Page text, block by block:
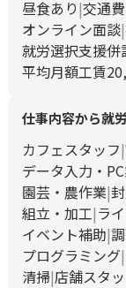
昼食あり 交通
オンライン面談
就労選択支援併
平均月額工賃
仕事内容から就
カフェスタッフ
データ入力・
園芸・農作業
組立・加工 ラ
イベント補助
プログラミング
清掃 店舗スタ